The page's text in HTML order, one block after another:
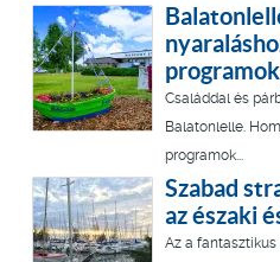
Családdal és
Balatonlelle.
programok...
Szabad
az északi
Az a